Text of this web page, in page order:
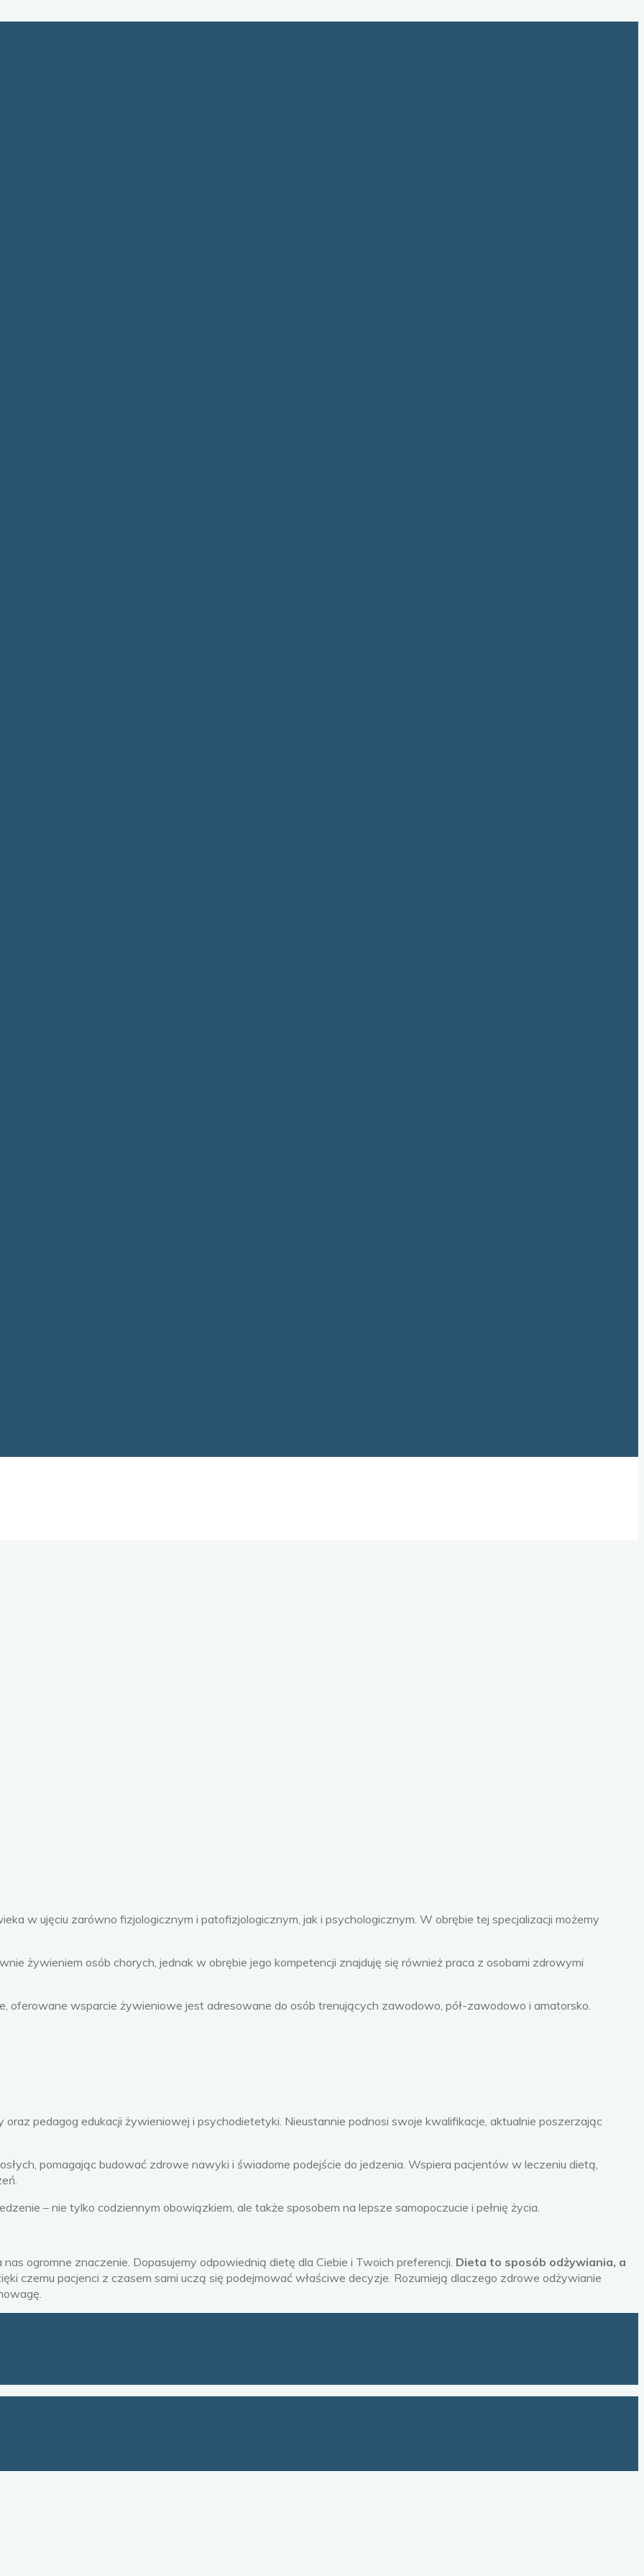
w ujęciu zarówno fizjologicznym i patofizjologicznym, jak i psychologicznym. W obrębie tej specjalizacji możemy
żywieniem osób chorych, jednak w obrębie jego kompetencji znajduję się również praca z osobami zdrowymi
wsparcie żywieniowe jest adresowane do osób trenujących zawodowo, pół-zawodowo i amatorsko.
pedagog edukacji żywieniowej i psychodietetyki. Nieustannie podnosi swoje kwalifikacje, aktualnie poszerzając
pomagając budować zdrowe nawyki i świadome podejście do jedzenia. Wspiera pacjentów w leczeniu dietą,
– nie tylko codziennym obowiązkiem, ale także sposobem na lepsze samopoczucie i pełnię życia.
ogromne znaczenie. Dopasujemy odpowiednią dietę dla Ciebie i Twoich preferencji. Dieta to sposób odżywiania, a
czemu pacjenci z czasem sami uczą się podejmować właściwe decyzje. Rozumieją dlaczego zdrowe odżywianie